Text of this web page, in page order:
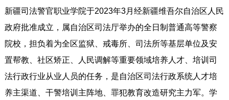
新疆司法警官职业学院于2023年3月经新疆维吾尔自治区人民
政府批准成立，属自治区司法厅举办的全日制普通高等警察
院校，担负着为全区监狱、戒毒所、司法所等基层单位及安
置帮教、社区矫正、人民调解等重要领域培养人才、培训司
法行政行业从业人员的任务，是自治区司法行政系统人才培
养主渠道、干警培训主阵地、罪犯教育改造研究主力军。学